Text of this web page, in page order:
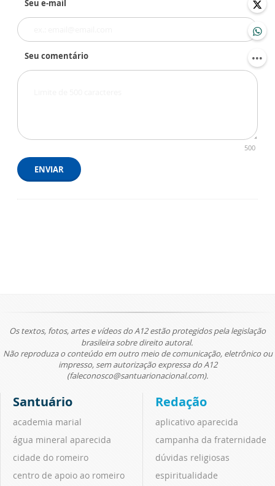
Seu e-mail
Seu comentário
500
ENVIAR
Os textos, fotos, artes e vídeos do A12 estão protegidos pela legislação
brasileira sobre direito autoral.
Não reproduza o conteúdo em outro meio de comunicação, eletrônico ou
impresso, sem autorização expressa do A12
(faleconosco@santuarionacional.com).
Santuário
academia marial
água mineral aparecida
cidade do romeiro
centro de apoio ao romeiro
Redação
aplicativo aparecida
campanha da fraternidade
dúvidas religiosas
espiritualidade